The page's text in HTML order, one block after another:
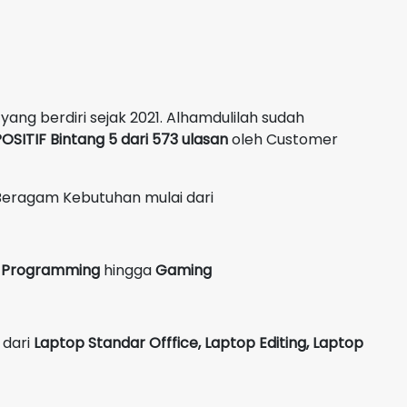
berdiri sejak 2021. Alhamdulilah sudah
Bintang 5 dari 573 ulasanoleh Customer
Kebutuhan mulai dari
Programming hinggaGaming
Laptop Standar Offfice, Laptop Editing, Laptop